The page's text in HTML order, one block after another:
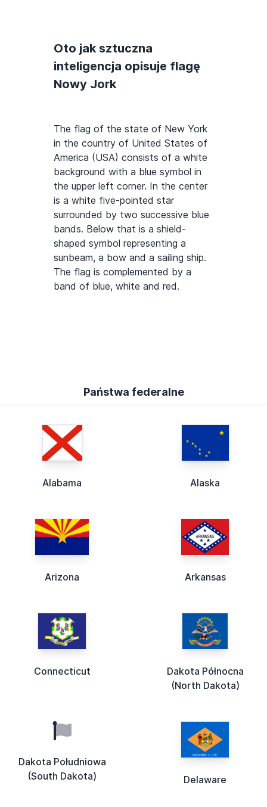
Oto jak sztuczna
inteligencja opisuje flagę
Nowy Jork
The flag of the state of New York
in the country of United States of
America (USA) consists of a white
background with a blue symbol in
the upper left corner. In the center
is a white five-pointed star
surrounded by two successive blue
bands. Below that is a shield-
shaped symbol representing a
sunbeam, a bow and a sailing ship.
The flag is complemented by a
band of blue, white and red.
Państwa federalne
Alabama Alaska
Arizona Arkansas
Connecticut
Dakota Północna
(North Dakota)
Dakota Południowa
(South Dakota)
Delaware